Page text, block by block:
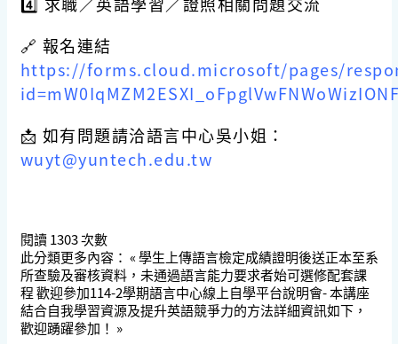
🔗 報名連結
https://forms.cloud.microsoft/pages/
📩 如有問題請洽語言中心吳小姐：
wuyt@yuntech.edu.tw
閱讀1303次數
此分類更多內容： « 學生上傳語言檢定成績證明後送正本至系
所查驗及審核資料，未通過語言能力要求者始可選修配套課
程歡迎參加114-2學期語言中心線上自學平台說明會- 本講座
結合自我學習資源及提升英語競爭力的方法詳細資訊如下，
歡迎踴躍參加！ »